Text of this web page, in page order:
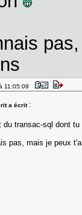
11:05:09
a écrit :
du transac-sql dont
pas, mais je peux